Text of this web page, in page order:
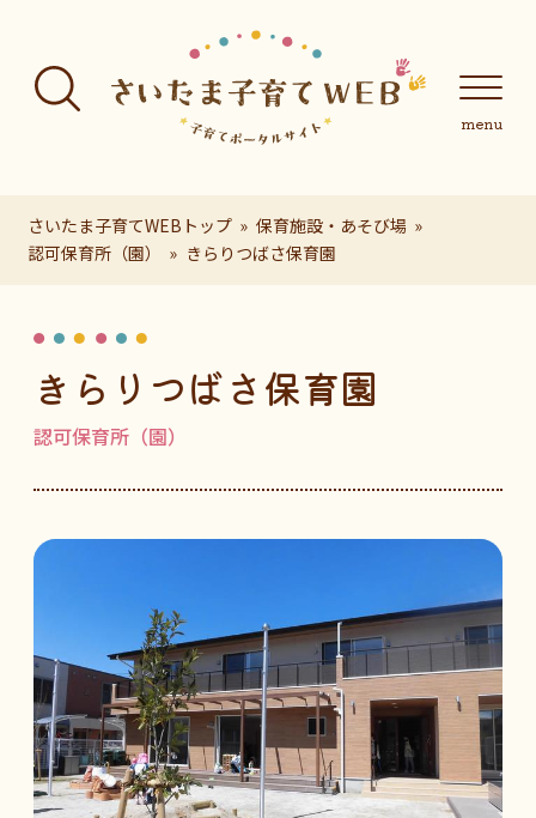
さいたま子育てWEBトップ
保育施設・あそび場
認可保育所（園）
きらりつばさ保育園
きらりつばさ保育園
認可保育所（園）